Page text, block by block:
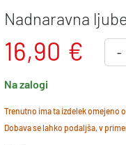
Nadnaravna
16,90 € -
s
a
n
Na zalogi
Trenutno ima ta izdelek omejeno
Dobava se lahko podaljša, v